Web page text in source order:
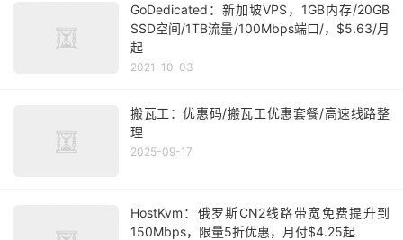
GoDedicated：新加坡VPS，1GB内存/20GB
SSD空间/1TB流量/100Mbps端口/，$5.63/月
起
2021-10-03
搬瓦工：优惠码/搬瓦工优惠套餐/高速线路整
理
2025-09-17
HostKvm：俄罗斯CN2线路带宽免费提升到
150Mbps，限量5折优惠，月付$4.25起